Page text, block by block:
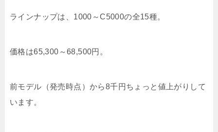
ラインナップは、1000～C5000の全15種。
価格は65,300～68,500円。
前モデル（発売時点）から8千円ちょっと値上がりして
います。